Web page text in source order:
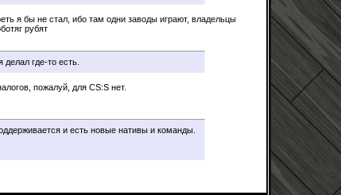
я бы не стал, ибо там одни заводы играют, владельцы
рубят
где-то есть.
пожалуй, для CS:S нет.
и есть новые нативы и команды.